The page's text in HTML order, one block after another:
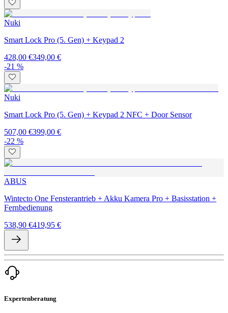
Nuki
Smart Lock Pro (5. Gen) + Keypad 2
428,00 €349,00 €
-21 %
Nuki
Smart Lock Pro (5. Gen) + Keypad 2 NFC + Door Sensor
507,00 €399,00 €
-22 %
ABUS
Wintecto One Fensterantrieb + Akku Kamera Pro + Basisstation +
Fernbedienung
538,90 €419,95 €
Expertenberatung